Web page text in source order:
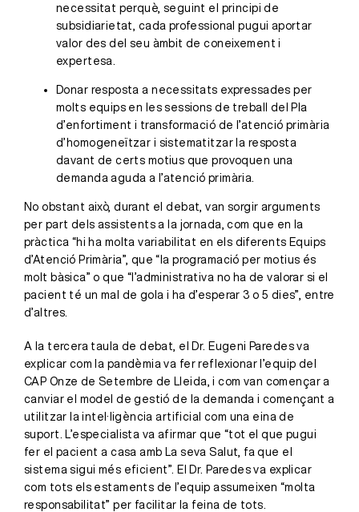
necessitat perquè, seguint el principi de
subsidiarietat, cada professional pugui aportar
valor des del seu àmbit de coneixement i
expertesa.
Donar resposta a necessitats expressades per
molts equips en les sessions de treball del Pla
d’enfortiment i transformació de l’atenció primària
d’homogeneïtzar i sistematitzar la resposta
davant de certs motius que provoquen una
demanda aguda a l’atenció primària.
No obstant això, durant el debat, van sorgir arguments
per part dels assistents a la jornada, com que en la
pràctica “hi ha molta variabilitat en els diferents Equips
d’Atenció Primària”, que “la programació per motius és
molt bàsica” o que “l’administrativa no ha de valorar si el
pacient té un mal de gola i ha d’esperar 3 o 5 dies”, entre
d’altres.
A la tercera taula de debat, el Dr. Eugeni Paredes va
explicar com la pandèmia va fer reflexionar l’equip del
CAP Onze de Setembre de Lleida, i com van començar a
canviar el model de gestió de la demanda i començant a
utilitzar la intel·ligència artificial com una eina de
suport. L’especialista va afirmar que “tot el que pugui
fer el pacient a casa amb La seva Salut, fa que el
sistema sigui més eficient”. El Dr. Paredes va explicar
com tots els estaments de l’equip assumeixen “molta
responsabilitat” per facilitar la feina de tots.